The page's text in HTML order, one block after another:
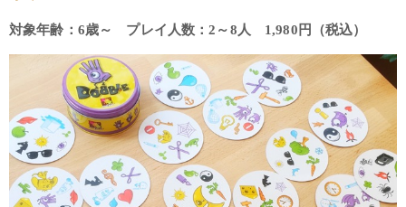
対象年齢：6歳～ プレイ人数：2～8人 1,980円（税込）